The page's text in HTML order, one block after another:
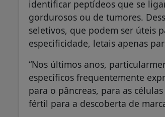
identificar peptídeos que se
gordurosos ou de tumores.
seletivos, que podem ser úteis
especificidade, letais apenas
“Nos últimos anos,
específicos frequentemente
para o pâncreas, para as
fértil para a descoberta de